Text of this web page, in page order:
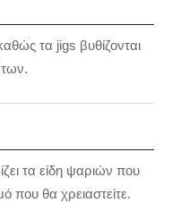
τα jigs βυθίζονται
τα είδη ψαριών που
που θα χρειαστείτε.